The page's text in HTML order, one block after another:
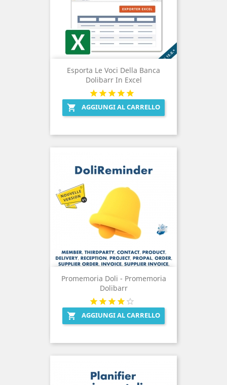
Esporta Le Voci Della Banca
Dolibarr In Excel
 AGGIUNGI AL CARRELLO
Promemoria Doli - Promemoria
Dolibarr
 AGGIUNGI AL CARRELLO